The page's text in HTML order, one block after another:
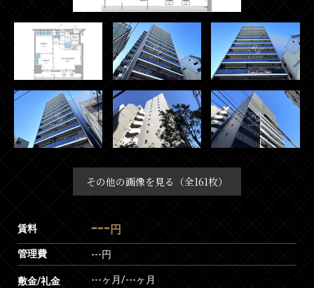
その他の画像を見る（全161枚）
賃料 --- 円
管理費 ---円
敷金/礼金 ---ヶ月/---ヶ月